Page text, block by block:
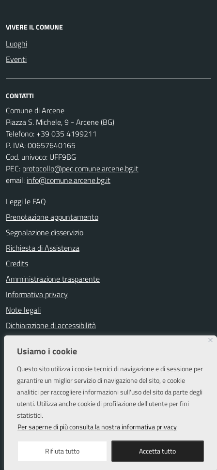
Usiamo i cookie
Questo sito utilizza i cookie tecnici di navigazione e di sessione per
garantire un miglior servizio di navigazione del sito, e cookie
analitici per raccogliere informazioni sull'uso del sito da parte degli
utenti. Utilizza anche cookie di profilazione dell'utente per fini
statistici.
Per saperne di più consulta la nostra informativa privacy
Rifiuta tutto Accetta tutto
VIVERE IL COMUNE
Luoghi
Eventi
CONTATTI
Comune di Arcene
Piazza S. Michele, 9 - Arcene (BG)
Telefono: +39 035 4199211
P. IVA: 00657640165
Cod. univoco: UFF9BG
PEC: protocollo@pec.comune.arcene.bg.it
email: info@comune.arcene.bg.it
Leggi le FAQ
Prenotazione appuntamento
Segnalazione disservizio
Richiesta di Assistenza
Credits
Amministrazione trasparente
Informativa privacy
Note legali
Dichiarazione di accessibilità
Attuazione misure PNRR
Piano di miglioramento del sito
SEGUICI SU
Facebook Instagram